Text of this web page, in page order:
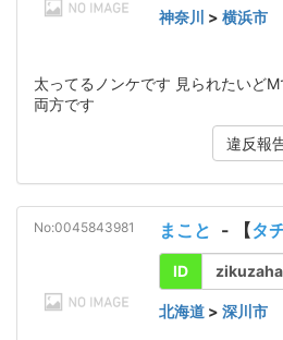
神奈川 > 横浜市
太ってるノンケです 見られたいど
両方です
違反報
No:0045843981 まこと - 【タ
ID
北海道 > 深川市